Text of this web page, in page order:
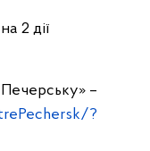
2 дії
–
?